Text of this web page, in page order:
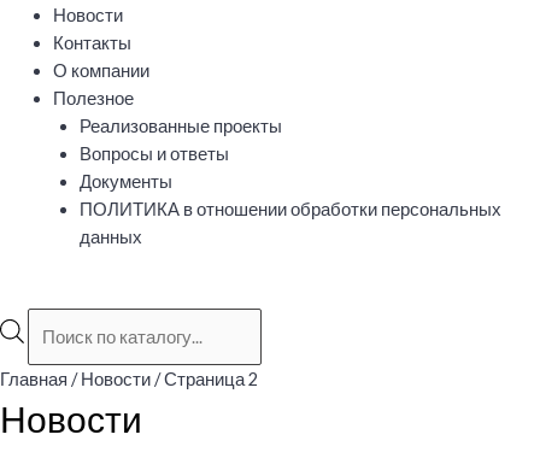
Новости
Контакты
О компании
Полезное
Реализованные проекты
Вопросы и ответы
Документы
ПОЛИТИКА в отношении обработки персональных
данных
товаров
Главная /Новости/ Страница 2
Новости